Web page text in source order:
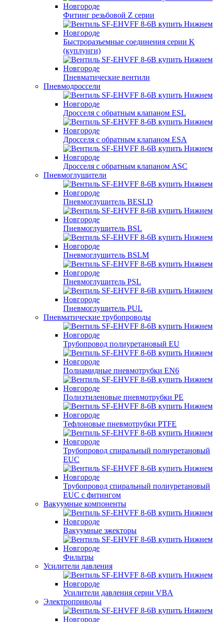
Фитинг резьбовой Z серии
Быстроразъемные соединения серии K
(куплунги)
Пневматические вентили
Пневмодроссели
Дросcеля с обратным клапаном ESL
Дросселя с обратным клапаном ESA
Дросселя с обратным клапаном ASC
Пневмоглушители
Пневмоглушитель BESLD
Пневмоглушитель BSL
Пневмоглушитель BSLM
Пневмоглушитель PSL
Пневмоглушитель PUL
Пневматические трубопроводы
Трубопровод полиуретановый EU
Полиамидные пневмотрубки EN6
Полиэтиленовые пневмотрубки PE
Тефлоновые пневмотрубки PTFE
Трубопровод спиральный полиуретановый
EUC
Трубопровод спиральный полиуретановый
EUC с фитингом
Вакуумные компоненты
Вакуумные эжекторы
Фильтры
Усилители давления
Усилители давления серии VBA
Электроприводы